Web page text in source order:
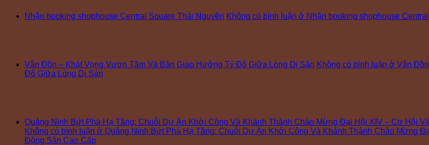
Nhận booking shophouse Central Square Thái Nguyên Không có bình luận ở Nhận booking shophouse
Vân Đồn – Khát Vọng Vươn Tầm Và Bản Giao Hưởng Tỷ Đô Giữa Lòng Di Sản Không có bình luận ở Vân
Đô Giữa Lòng Di Sản
Quảng Ninh Bứt Phá Hạ Tầng: Chuỗi Dự Án Khởi Công Và Khánh Thành Chào Mừng Đại Hội XIV – Cơ Hội
Không có bình luận ở Quảng Ninh Bứt Phá Hạ Tầng: Chuỗi Dự Án Khởi Công Và Khánh Thành Chào Mừng
Động Sản Cao Cấp